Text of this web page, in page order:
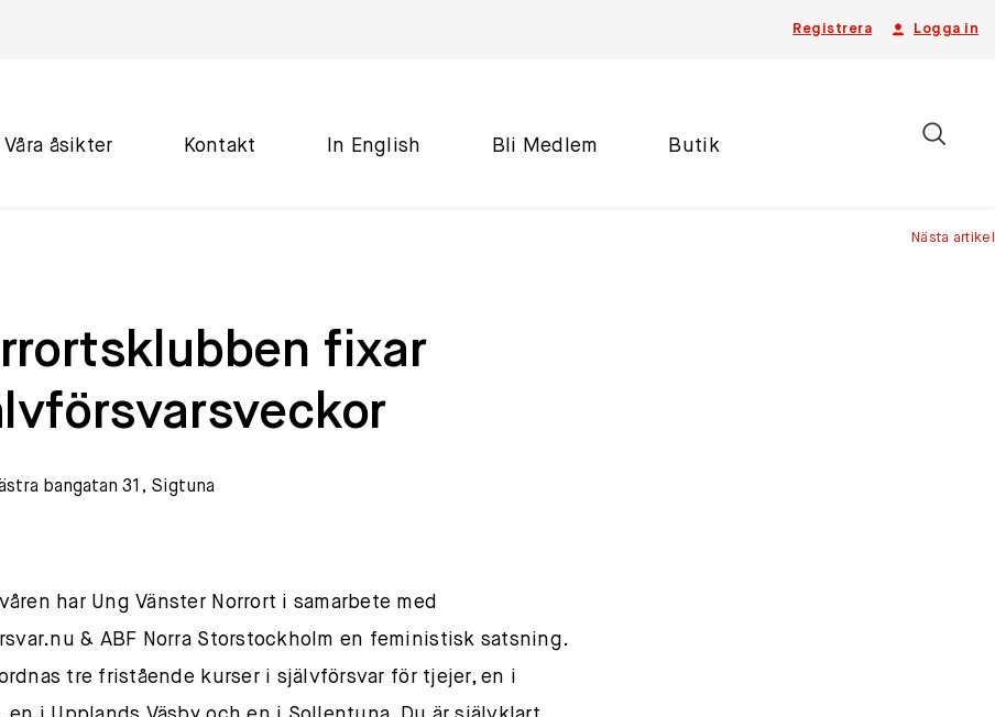
Registrera Logga in
Våra åsikter Kontakt In English Bli Medlem Butik
Nästa artikel
fixar
bangatan 31, Sigtuna
har Ung Vänster Norrort i samarbete med
& ABF Norra Storstockholm en feministisk satsning.
tre fristående kurser i självförsvar för tjejer, en i